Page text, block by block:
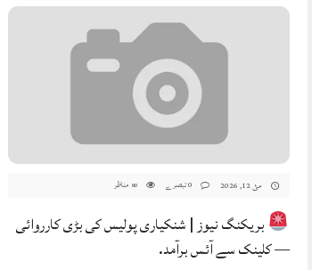
مئ 12, 2026 80 مناظر
بریکنگ نیوز | شنکیاری پولیس کی بڑی کارروائی
— کلینک سے آئس برآمد.